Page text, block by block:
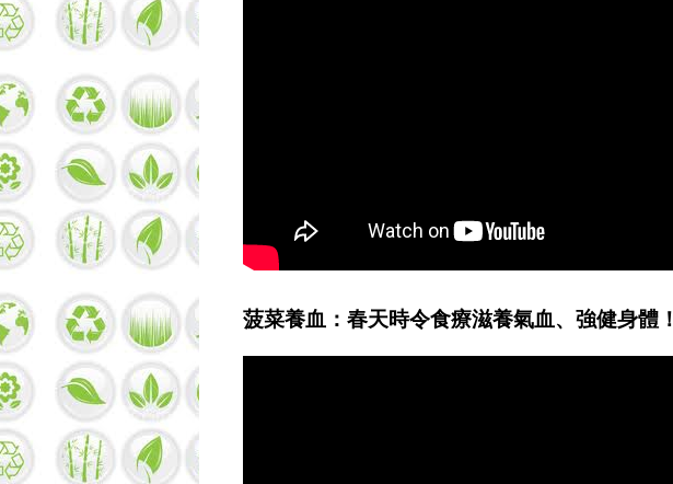
菠菜養血：春天時令食療滋養氣血、強健身體！